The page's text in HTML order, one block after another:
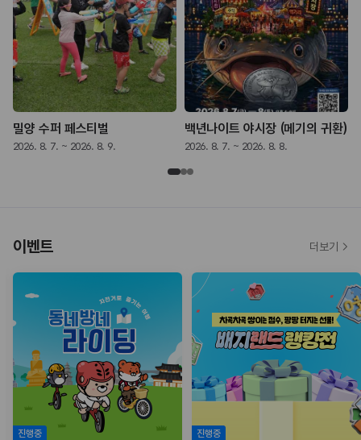
밀양 수퍼 페스티벌
2026. 8. 7. ~ 2026. 8. 9.
백년나이트 야시장 (메기의 귀환)
2026. 8. 7. ~ 2026. 8. 8.
이벤트
진행중 진행중
더보기